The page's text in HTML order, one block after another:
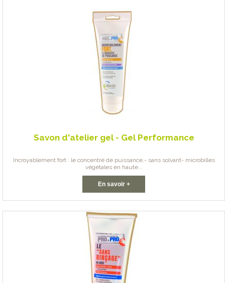
Savon d'atelier gel - Gel Performance
Incroyablement fort : le concentré de puissance.- sans solvant- microbilles
végétales en haute...
En savoir +